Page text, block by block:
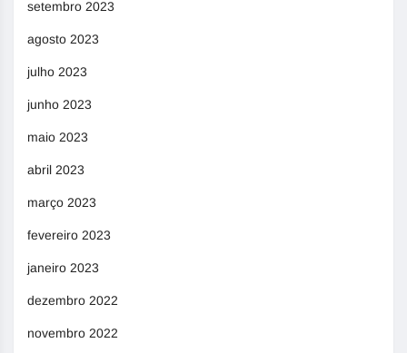
setembro 2023
agosto 2023
julho 2023
junho 2023
maio 2023
abril 2023
março 2023
fevereiro 2023
janeiro 2023
dezembro 2022
novembro 2022